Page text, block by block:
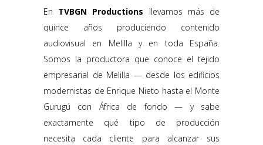
En TVBGN Productions llevamos más de
quince años produciendo contenido
audiovisual en Melilla y en toda España.
Somos la productora que conoce el tejido
empresarial de Melilla — desde los edificios
modernistas de Enrique Nieto hasta el Monte
Gurugú con África de fondo — y sabe
exactamente qué tipo de producción
necesita cada cliente para alcanzar sus